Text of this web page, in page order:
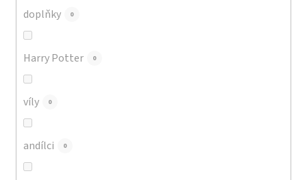
doplňky 0
Harry Potter 0
víly 0
andílci 0